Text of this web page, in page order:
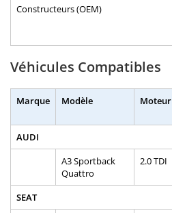
Constructeurs (OEM)
Véhicules Compatibles
Marque Modèle Moteur
AUDI
A3 Sportback
Quattro
2.0 TDI
SEAT